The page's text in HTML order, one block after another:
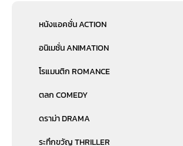
หนังแอคชั่น ACTION
อนิเมชั่น ANIMATION
โรแมนติก ROMANCE
ตลก COMEDY
ดราม่า DRAMA
ระทึกขวัญ THRILLER